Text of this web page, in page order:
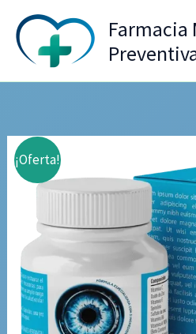
contenido
Farmacia
¡Oferta!